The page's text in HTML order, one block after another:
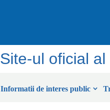
Site-ul oficial
Informatii de interes public